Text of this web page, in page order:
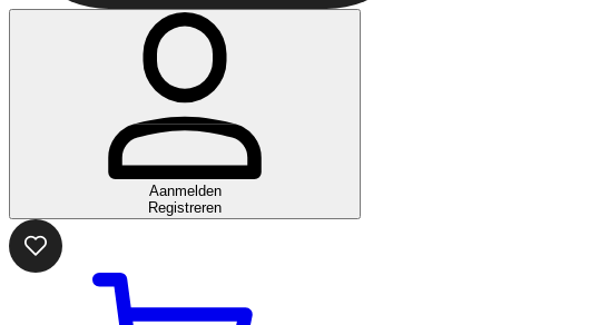
Aanmelden
Registreren